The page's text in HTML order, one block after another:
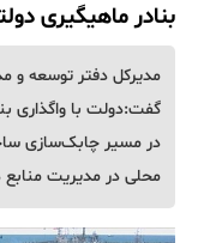
بنادر ماهیگیری
مدیرکل دفتر توسعه و
گفت:دولت با واگذاری
در مسیر چابک‌سازی
محلی در مدیریت منابع